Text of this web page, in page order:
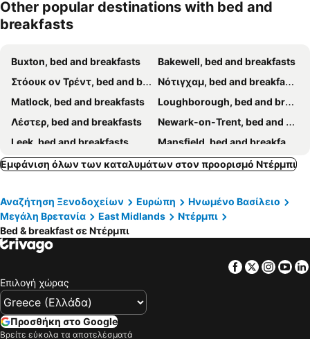
Other popular destinations with bed and
breakfasts
Buxton, bed and breakfasts
Bakewell, bed and breakfasts
Στόουκ ον Τρέντ, bed and breakfasts
Νότιγχαμ, bed and breakfasts
Matlock, bed and breakfasts
Loughborough, bed and breakfasts
Λέστερ, bed and breakfasts
Newark-on-Trent, bed and breakfasts
Leek, bed and breakfasts
Mansfield, bed and breakfasts
Τσέστερφιλντ, bed and breakfasts
Bulkington, bed and breakfasts
Nuneaton, bed and breakfasts
Lichfield, bed and breakfasts
Stafford, bed and breakfasts
Burton-upon-Trent, bed and breakfasts
Matlock Bath, bed and breakfasts
Baslow, bed and breakfasts
Rugeley, bed and breakfasts
Clay Cross, bed and breakfasts
Alfreton, bed and breakfasts
Εμφάνιση όλων των καταλυμάτων στον προορισμό Ντέρμπι
Αναζήτηση Ξενοδοχείων Ευρώπη
Ηνωμένο Βασίλειο
Μεγάλη Βρετανία
East Midlands
Ντέρμπι
Bed & breakfast σε Ντέρμπι
Facebook
Twitter
Επιλογή χώρας
Προσθήκη στο Google
Βρείτε εύκολα τα αποτελέσματά